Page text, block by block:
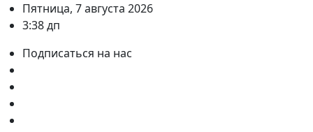
ПерейтиПятница, 7 августа 2026
3:38 дп
Подписаться на нас